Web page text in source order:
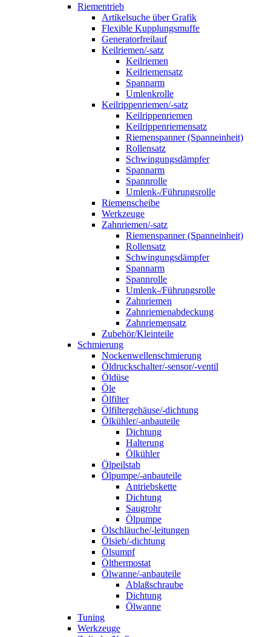
Riementrieb
Artikelsuche über Grafik
Flexible Kupplungsmuffe
Generatorfreilauf
Keilriemen/-satz
Keilriemen
Keilriemensatz
Spannarm
Umlenkrolle
Keilrippenriemen/-satz
Keilrippenriemen
Keilrippenriemensatz
Riemenspanner (Spanneinheit)
Rollensatz
Schwingungsdämpfer
Spannarm
Spannrolle
Umlenk-/Führungsrolle
Riemenscheibe
Werkzeuge
Zahnriemen/-satz
Riemenspanner (Spanneinheit)
Rollensatz
Schwingungsdämpfer
Spannarm
Spannrolle
Umlenk-/Führungsrolle
Zahnriemen
Zahnriemenabdeckung
Zahnriemensatz
Zubehör/Kleinteile
Schmierung
Nockenwellenschmierung
Öldruckschalter/-sensor/-ventil
Öldüse
Öle
Ölfilter
Ölfiltergehäuse/-dichtung
Ölkühler/-anbauteile
Dichtung
Halterung
Ölkühler
Ölpeilstab
Ölpumpe/-anbauteile
Antriebskette
Dichtung
Saugrohr
Ölpumpe
Ölschläuche/-leitungen
Ölsieb/-dichtung
Ölsumpf
Ölthermostat
Ölwanne/-anbauteile
Ablaßschraube
Dichtung
Ölwanne
Tuning
Werkzeuge